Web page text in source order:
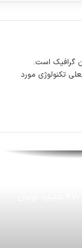
گرافیک است.
تکنولوژی مورد
در سه باشگاه
کرد.
هفته چهاردهم